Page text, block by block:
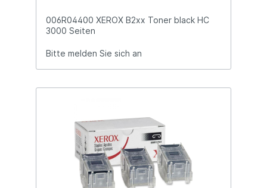
006R04400 XEROX B2xx Toner black HC
3000 Seiten
Bitte melden Sie sich an